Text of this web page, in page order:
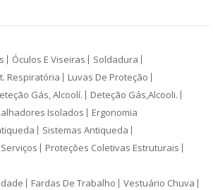
Óculos E Viseiras
Soldadura
Respiratória
Luvas De Proteção
Gás, Alcoolí.
Deteção Gás,Alcooli.
Isolados Ergonomia
Sistemas Antiqueda
Serviços
Proteções Coletivas Estruturais
Fardas De Trabalho
Vestuário Chuva